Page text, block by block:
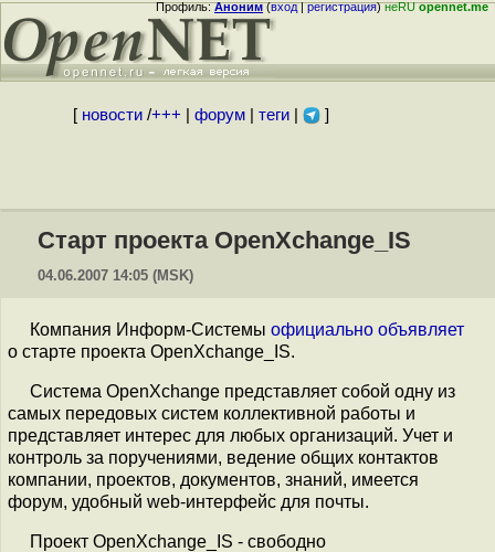
Профиль:Аноним(вход|регистрация)неRUopennet.me
[ новости/+++ форум| теги| ]
Старт проекта OpenXchange_IS
04.06.2007 14:05 (MSK)
Компания Информ-Системы официально объявляет
о старте проекта OpenXchange_IS.
Система OpenXchange представляет собой одну из
самых передовых систем коллективной работы и
представляет интерес для любых организаций. Учет и
контроль за поручениями, ведение общих контактов
компании, проектов, документов, знаний, имеется
форум, удобный web-интерфейс для почты.
Проект OpenXchange_IS - свободно